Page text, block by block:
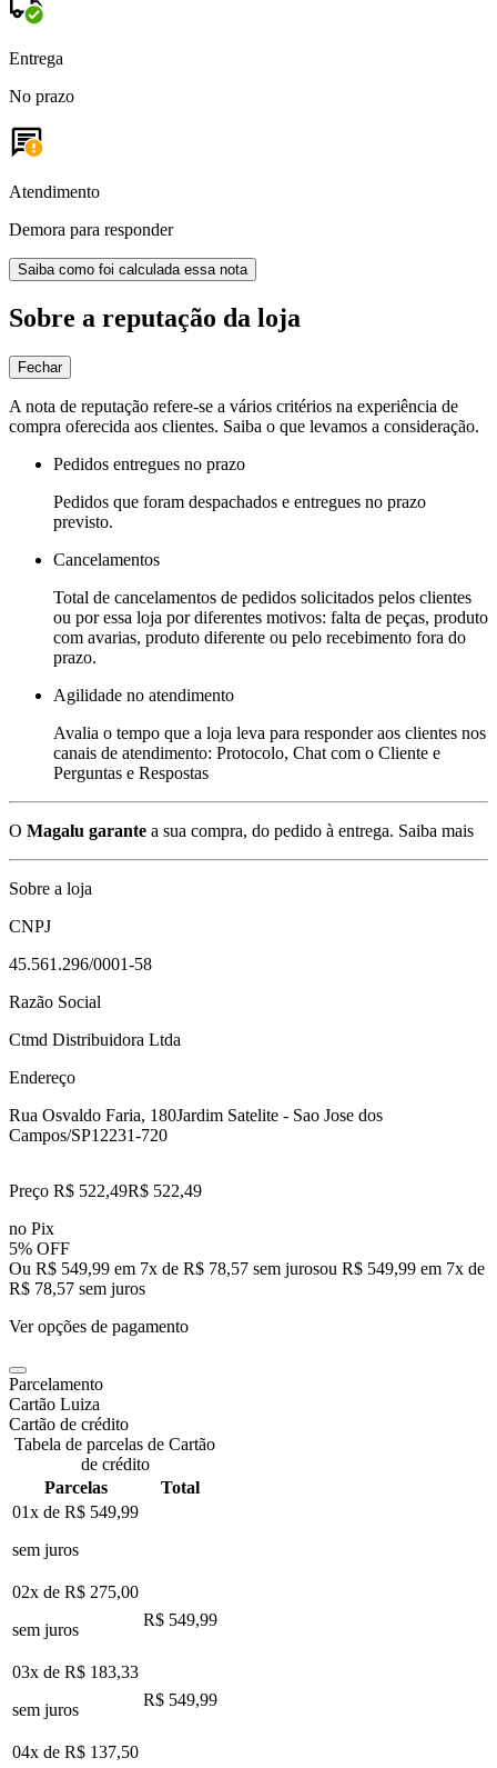
Entrega
No prazo
Atendimento
Demora para responder
Saiba como foi calculada essa nota
Sobre a reputação da loja
Fechar
A nota de reputação refere-se a vários critérios na experiência de
compra oferecida aos clientes. Saiba o que levamos a consideração.
Pedidos entregues no prazo
Pedidos que foram despachados e entregues no prazo
previsto.
Cancelamentos
Total de cancelamentos de pedidos solicitados pelos clientes
ou por essa loja por diferentes motivos: falta de peças, produto
com avarias, produto diferente ou pelo recebimento fora do
prazo.
Agilidade no atendimento
Avalia o tempo que a loja leva para responder aos clientes nos
canais de atendimento: Protocolo, Chat com o Cliente e
Perguntas e Respostas
O Magalu garante a sua compra, do pedido à entrega. Saiba mais
Sobre a loja
CNPJ
45.561.296/0001-58
Razão Social
Ctmd Distribuidora Ltda
Endereço
Rua Osvaldo Faria, 180Jardim Satelite - Sao Jose dos
Campos/SP12231-720
Preço R$ 522,49R$ 522,49
no Pix
5% OFF
Ou R$ 549,99 em 7x de R$ 78,57 sem jurosou R$ 549,99 em 7x de
R$ 78,57 sem juros
Ver opções de pagamento
Parcelamento
Cartão Luiza
Cartão de crédito
Tabela de parcelas de Cartão
de crédito
Parcelas
Total
01x de R$ 549,99
sem juros
02x de R$ 275,00
sem juros
R$ 549,99
03x de R$ 183,33
sem juros
R$ 549,99
04x de R$ 137,50